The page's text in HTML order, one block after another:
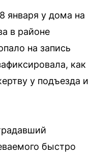
января у дома на
в районе
на запись
как
у подъезда и
быстро